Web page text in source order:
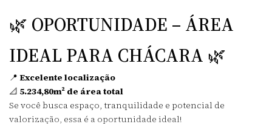
🌿 OPORTUNIDADE – ÁREA
IDEAL PARA CHÁCARA 🌿
📍 Excelente localização
📐 5.234,80m² de área total
Se você busca espaço, tranquilidade e potencial de
valorização, essa é a oportunidade ideal!